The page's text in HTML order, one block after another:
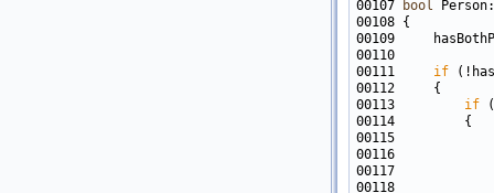
00107
bool
00111 if
00113 if
00115
00116
00117
00118